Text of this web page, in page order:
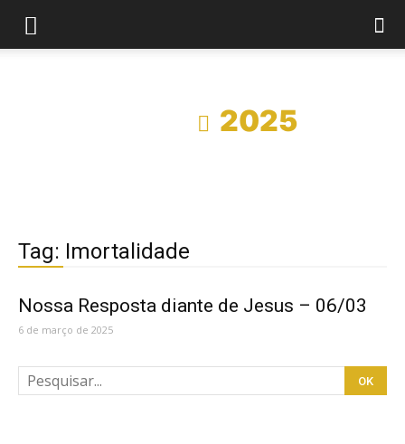
2025
Tag: Imortalidade
Nossa Resposta diante de Jesus – 06/03
6 de março de 2025